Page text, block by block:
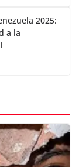
2025:
a la